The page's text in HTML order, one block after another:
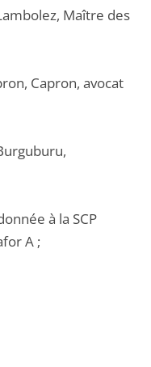
Maître des
Capron, avocat
à la SCP
A ;